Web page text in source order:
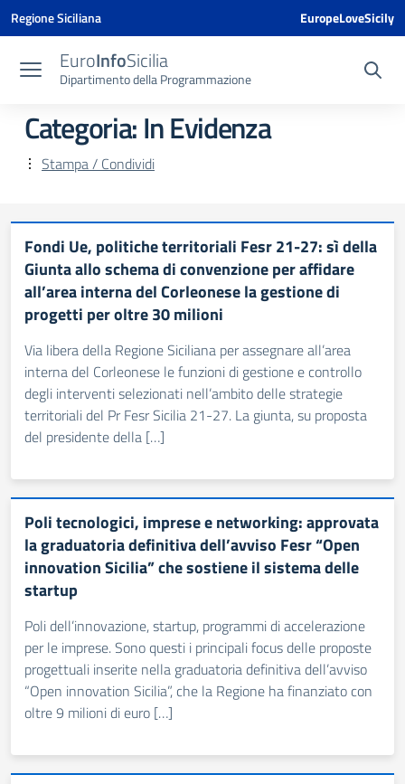
Vai ai contenuti
Vai al menu di navigazione
Vai al footer
Vai al banner delle Cookie Policy
Regione Siciliana EuropeLoveSicily
EuroInfoSicilia
Dipartimento della Programmazione
Categoria:In Evidenza
Stampa / Condividi
Fondi Ue, politiche territoriali Fesr 21-27: sì della
Giunta allo schema di convenzione per affidare
all’area interna del Corleonese la gestione di
progetti per oltre 30 milioni
Via libera della Regione Siciliana per assegnare all’area
interna del Corleonese le funzioni di gestione e controllo
degli interventi selezionati nell’ambito delle strategie
territoriali del Pr Fesr Sicilia 21-27. La giunta, su proposta
del presidente della […]
Poli tecnologici, imprese e networking: approvata
la graduatoria definitiva dell’avviso Fesr “Open
innovation Sicilia” che sostiene il sistema delle
startup
Poli dell’innovazione, startup, programmi di accelerazione
per le imprese. Sono questi i principali focus delle proposte
progettuali inserite nella graduatoria definitiva dell’avviso
“Open innovation Sicilia”, che la Regione ha finanziato con
oltre 9 milioni di euro […]